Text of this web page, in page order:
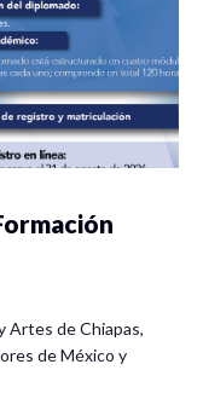
Artes de Chiapas,
de México y